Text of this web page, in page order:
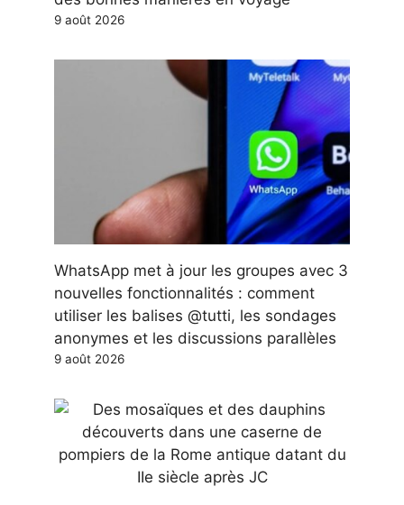
9 août 2026
WhatsApp met à jour les groupes avec 3
nouvelles fonctionnalités : comment
utiliser les balises @tutti, les sondages
anonymes et les discussions parallèles
9 août 2026